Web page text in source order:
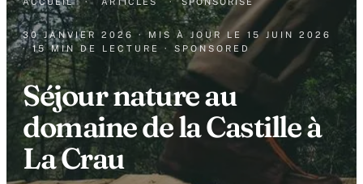
30 JANVIER 2026 · MIS À JOUR LE 15 JUIN 2026
· 15 MIN DE LECTURE
· SPONSORED
Séjour nature au
domaine de la Castille à
La Crau